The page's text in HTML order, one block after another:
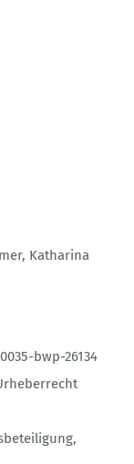
, Katharina
bwp-26134
,